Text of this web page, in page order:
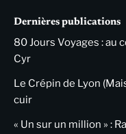
Dernières publications
80 Jours Voyages : au
Cyr
Le Crépin de Lyon
cuir
« Un sur un million » :